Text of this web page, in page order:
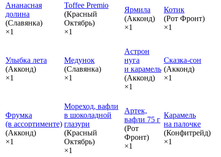
Ананасная
долина
(Славянка)
×1
Toffee Premio
(Красный
Октябрь)
×1
Ярмила
(Акконд)
×1
Котик
(Рот Фронт)
×1
Улыбка лета
(Акконд)
×1
Медунок
(Славянка)
×1
Астрон
нуга
и карамель
(Акконд)
×1
Сказка‑сон
(Акконд)
×1
Фрумка
(в ассортименте)
(Акконд)
×1
Мореход, вафли
в шоколадной
глазури
(Красный
Октябрь)
×1
Артек,
вафли 75 г
(Рот
Фронт)
×1
Карамель
на палочке
(Конфитрейд)
×1